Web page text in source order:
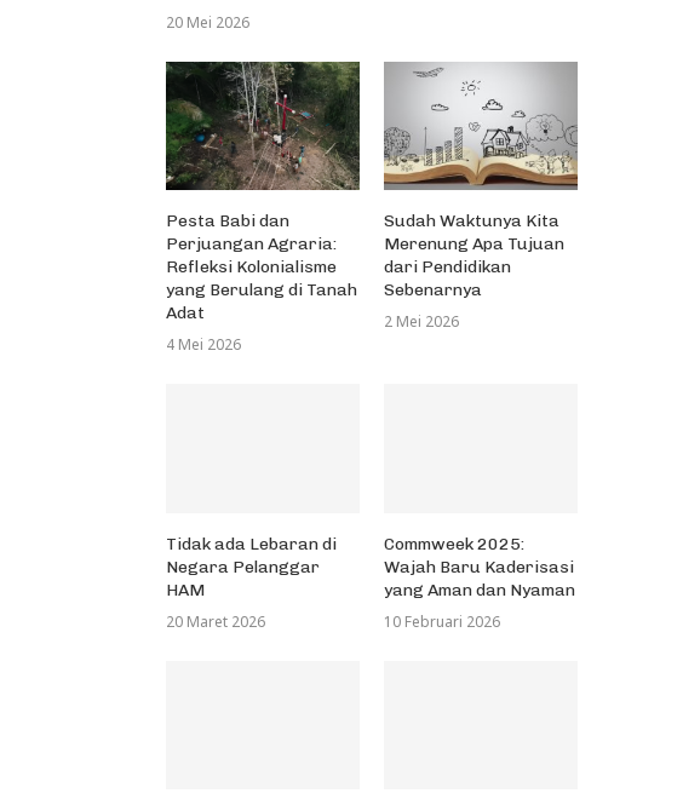
20 Mei 2026
Pesta Babi dan
Perjuangan Agraria:
Refleksi Kolonialisme
yang Berulang di Tanah
Adat
4 Mei 2026
Sudah Waktunya Kita
Merenung Apa Tujuan
dari Pendidikan
Sebenarnya
2 Mei 2026
Tidak ada Lebaran di
Negara Pelanggar
HAM
20 Maret 2026
Commweek 2025:
Wajah Baru Kaderisasi
yang Aman dan Nyaman
10 Februari 2026